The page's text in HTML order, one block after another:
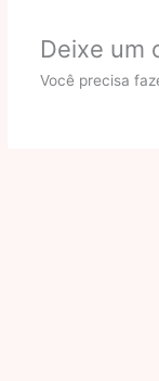
Deixe um
Você precisa